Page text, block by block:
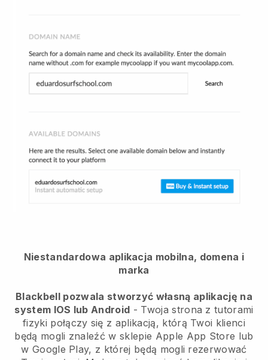
Niestandardowa aplikacja mobilna, domena i
marka
Blackbell pozwala stworzyć własną aplikację na
system IOS lub Android - Twoja strona z tutorami
fizyki połączy się z aplikacją, którą Twoi klienci
będą mogli znaleźć w sklepie Apple App Store lub
w Google Play, z której będą mogli rezerwować